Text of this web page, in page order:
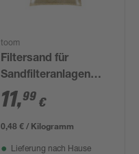
toom
Filtersand für
Sandfilteranlagen
extra fein 0,4-0,8 mm
25 kg
11,99 €
0,48 € / Kilogramm
Lieferung nach Hause